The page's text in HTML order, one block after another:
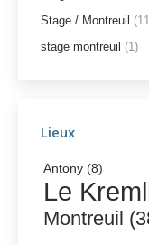
Stage / Montreuil
stage montreuil (1)
Lieux
Antony (8)
Le
Montreuil